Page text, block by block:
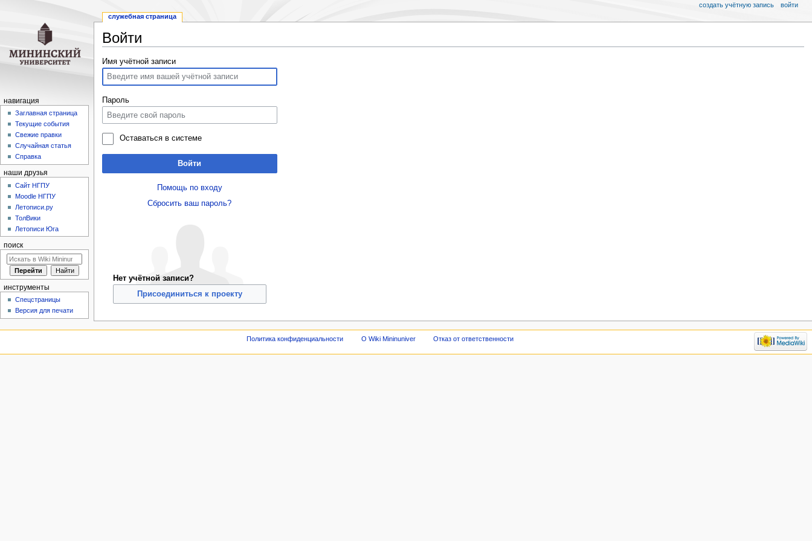
Войти
Перейти
навигации
Перейти
поиску
Имя учётной записи
Пароль
Оставаться в системе
Войти
Помощь по входу
Сбросить ваш пароль?
Нет учётной записи?
Присоединиться к проекту
служебная страница
создать учётную запись войти
навигация
Заглавная страница
Текущие события
Свежие правки
Случайная статья
Справка
наши друзья
Cайт НГПУ
Moodle НГПУ
Летописи.ру
ТолВики
Летописи Юга
поиск
инструменты
Спецстраницы
Версия для печати
Политика конфиденциальности О Wiki Mininuniver Отказ от ответственности